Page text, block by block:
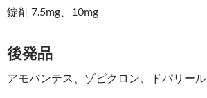
錠剤 7.5mg、10mg
後発品
アモバンテス、ゾピクロン、ドパリール